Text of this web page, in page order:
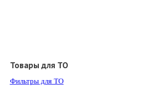
Товары для ТО
Фильтры для ТО